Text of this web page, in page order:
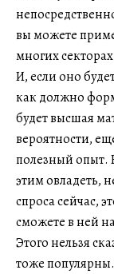
вы можете
многих
И, если оно
как должно
будет высшая
вероятности,
полезный опыт.
этим овладеть,
спроса сейчас,
сможете в ней
Этого нельзя
тоже